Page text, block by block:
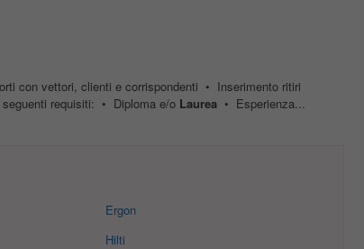
con vettori, clienti e corrispondenti • Inserimento ritiri
requisiti: • Diploma e/o Laurea• Esperienza...
Ergon
Hilti